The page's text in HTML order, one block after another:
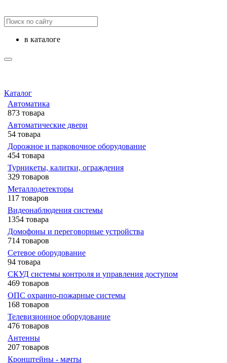
в каталоге
Каталог
Автоматика
873 товара
Автоматические двери
54 товара
Дорожное и парковочное оборудование
454 товара
Турникеты, калитки, ограждения
329 товаров
Металлодетекторы
117 товаров
Видеонаблюдения cистемы
1354 товара
Домофоны и переговорные устройства
714 товаров
Сетевое оборудование
94 товара
СКУД системы контроля и управления доступом
469 товаров
ОПС охранно-пожарные системы
168 товаров
Телевизионное оборудование
476 товаров
Антенны
207 товаров
Кронштейны - мачты